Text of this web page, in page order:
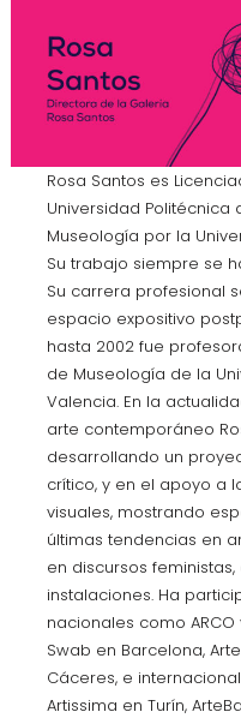
Rosa Santos es
Universidad Politécnica
Museología por la
Su trabajo siempre se
Su carrera profesional
espacio expositivo
hasta 2002 fue
de Museología de la
Valencia. En la
arte contemporáneo
desarrollando un
crítico, y en el apoyo a
visuales, mostrando
últimas tendencias en
en discursos
instalaciones. Ha
nacionales como
Swab en Barcelona,
Cáceres, e
Artissima en Turín,